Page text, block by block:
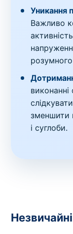
Уникання
Важливо
зменшити
і суглоби.